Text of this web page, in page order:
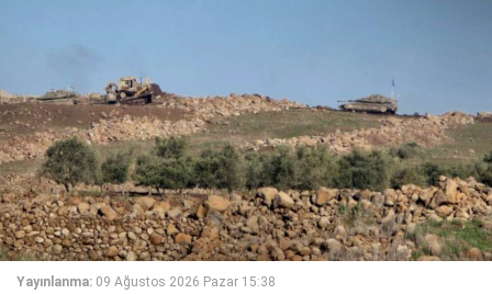
Yayınlanma: 09 Ağustos 2026 Pazar 15:38